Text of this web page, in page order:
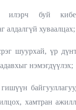
илэрч буй
алдалгүй хуваалцах;
шуурхай, үр
нэмэгдүүлэх;
хамтран